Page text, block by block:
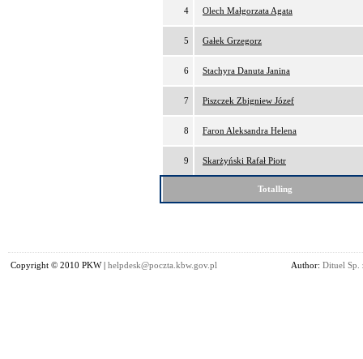
4 Olech Małgorzata Agata
5 Gałek Grzegorz
6 Stachyra Danuta Janina
7 Piszczek Zbigniew Józef
8 Faron Aleksandra Helena
9 Skarżyński Rafał Piotr
Totalling
Copyright © 2010 PKW | helpdesk@poczta.kbw.gov.pl Author: Dituel Sp.